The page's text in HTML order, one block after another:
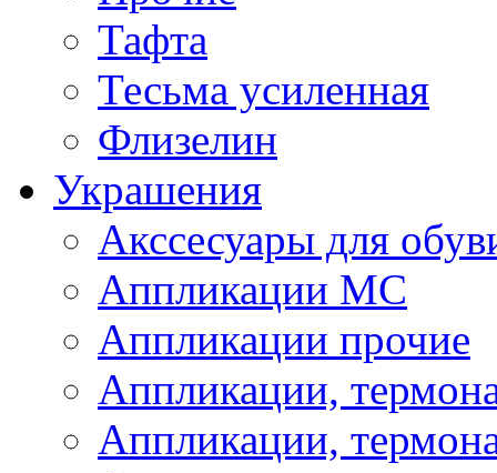
Тафта
Тесьма усиленная
Флизелин
Украшения
Акссесуары для
Аппликации МС
Аппликации прочие
Аппликации,
Аппликации,